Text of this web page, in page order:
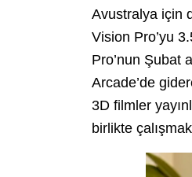
Avustralya için
Vision Pro’yu
Pro’nun Şubat
Arcade’de
3D filmler
birlikte